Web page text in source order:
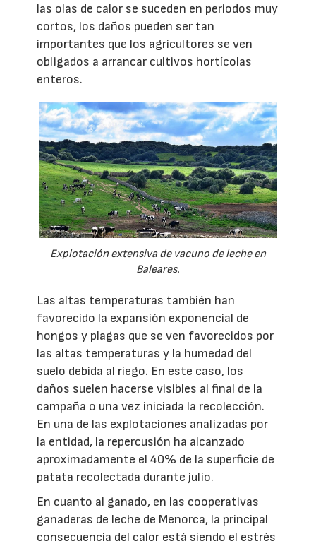
las olas de calor se suceden en periodos muy
cortos, los daños pueden ser tan
importantes que los agricultores se ven
obligados a arrancar cultivos hortícolas
enteros.
Explotación extensiva de vacuno de leche en
Baleares.
Las altas temperaturas también han
favorecido la expansión exponencial de
hongos y plagas que se ven favorecidos por
las altas temperaturas y la humedad del
suelo debida al riego. En este caso, los
daños suelen hacerse visibles al final de la
campaña o una vez iniciada la recolección.
En una de las explotaciones analizadas por
la entidad, la repercusión ha alcanzado
aproximadamente el 40% de la superficie de
patata recolectada durante julio.
En cuanto al ganado, en las cooperativas
ganaderas de leche de Menorca, la principal
consecuencia del calor está siendo el estrés